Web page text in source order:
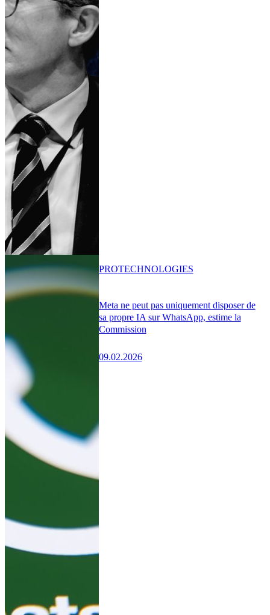
Meta ne peut pas uniquement disposer de
sa propre IA sur WhatsApp, estime la
Commission
09.02.2026
PROTECHNOLOGIES